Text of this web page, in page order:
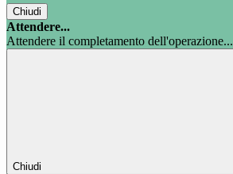
Chiudi
Attendere...
Attendere il completamento dell'operazione...
Chiudi